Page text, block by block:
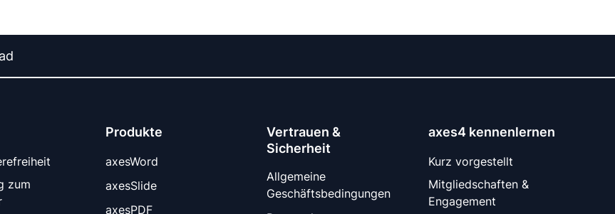
zum
Produkte
axesWord
axesSlide
axesPDF
Vertrauen &
Sicherheit
Allgemeine
Geschäftsbedingungen
axes4 kennenlernen
Kurz vorgestellt
Mitgliedschaften &
Engagement